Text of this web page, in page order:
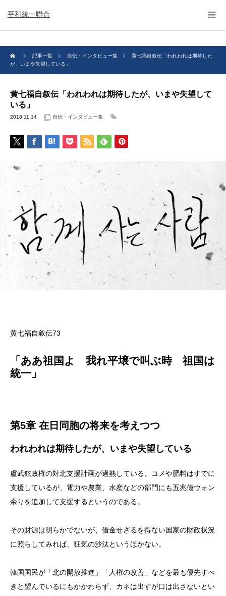
平和統一聯合
記事一覧 自伝・インタビュー集
黄七福自叙伝「われわれは期待した
が、いまや失望している」
黄七福自叙伝「われわれは期待したが、いまや失望して
いる」
2018.11.14 自伝・インタビュー集
黄七福自叙伝73
「ああ祖国よ 我れ平壌で叫ぶ時 祖国は
統一」
第5章 在日同胞の将来を考えつつ
われわれは期待したが、いまや失望している
盧武鉉政権の対北支援計画が過熱している。コメや肥料はすでに
支援しているが、電力や農業、水産などの部門にも五兆億ウォン
余りを追加して支援するというのである。
その財源は明らかでないが、借金せざるを得ない国家の財政状況
に照らしてみれば、狂気の沙汰というほかない。
韓国国民が「北の開放推進」「人権の改善」などを最も優先すべ
きと望んでいるにもかかわらず、カネは出すが口は出さないとい